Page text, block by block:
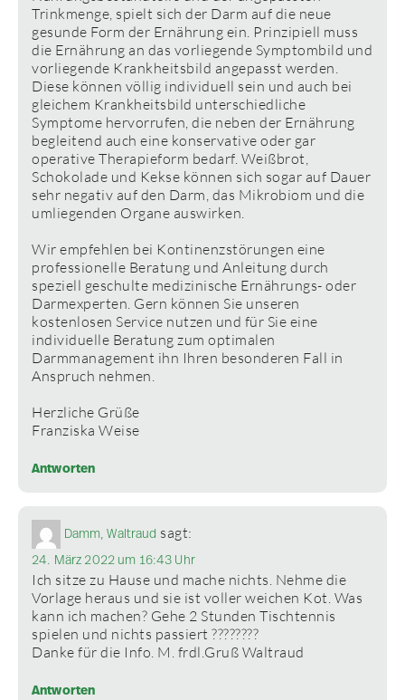
Trinkmenge, spielt sich der Darm auf die neue
gesunde Form der Ernährung ein. Prinzipiell muss
die Ernährung an das vorliegende Symptombild und
vorliegende Krankheitsbild angepasst werden.
Diese können völlig individuell sein und auch bei
gleichem Krankheitsbild unterschiedliche
Symptome hervorrufen, die neben der Ernährung
begleitend auch eine konservative oder gar
operative Therapieform bedarf. Weißbrot,
Schokolade und Kekse können sich sogar auf Dauer
sehr negativ auf den Darm, das Mikrobiom und die
umliegenden Organe auswirken.
Wir empfehlen bei Kontinenzstörungen eine
professionelle Beratung und Anleitung durch
speziell geschulte medizinische Ernährungs- oder
Darmexperten. Gern können Sie unseren
kostenlosen Service nutzen und für Sie eine
individuelle Beratung zum optimalen
Darmmanagement ihn Ihren besonderen Fall in
Anspruch nehmen.
Herzliche Grüße
Franziska Weise
Antworten
Damm, Waltraud sagt:
24. März 2022 um 16:43 Uhr
Ich sitze zu Hause und mache nichts. Nehme die
Vorlage heraus und sie ist voller weichen Kot. Was
kann ich machen? Gehe 2 Stunden Tischtennis
spielen und nichts passiert ????????
Danke für die Info. M. frdl.Gruß Waltraud
Antworten